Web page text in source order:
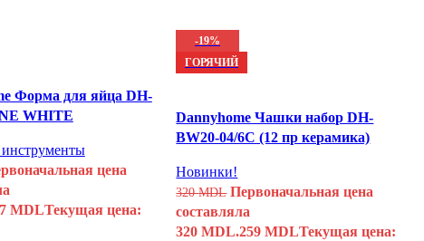
Форма для яйца DH-
WHITE
цена
MDLТекущая цена:
-19%
ГОРЯЧИЙ
Dannyhome Чашки набор DH-
BW20-04/6C (12 пр керамика)
Новинки!
320MDL Первоначальная цена
составляла
320 MDL.259MDLТекущая цена: